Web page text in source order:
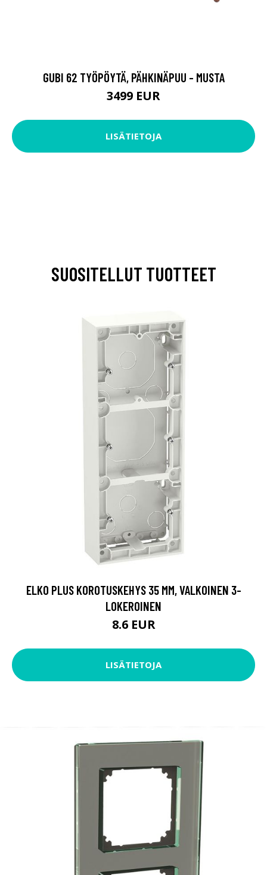
GUBI 62 TYÖPÖYTÄ, PÄHKINÄPUU - MUSTA
3499 EUR
LISÄTIETOJA
SUOSITELLUT TUOTTEET
ELKO PLUS KOROTUSKEHYS 35 MM, VALKOINEN 3-
LOKEROINEN
8.6 EUR
LISÄTIETOJA